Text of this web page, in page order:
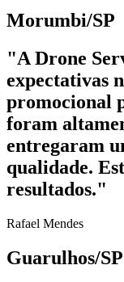
Morumbi/SP
"A Drone
expectativas
promocional
foram
entregaram
qualidade.
resultados."
Rafael Mendes
Guarulhos/SP